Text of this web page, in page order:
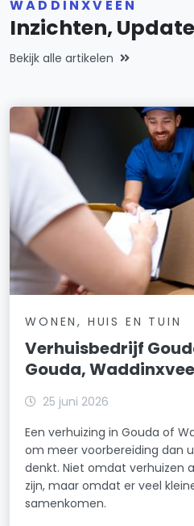
WADDINXVEEN
Inzichten,
Bekijk alle artikelen
WONEN, HUIS EN TUIN
Verhuisbedrijf
Gouda,
25 juni 2026
Een verhuizing in Gouda of
om meer voorbereiding dan
denkt. Niet omdat verhuizen
zijn, maar omdat er veel
samenkomen.